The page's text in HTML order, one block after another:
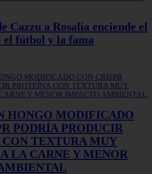
Cazzu a Rosalía enciende el
el fútbol y la fama
HONGO MODIFICADO
PODRÍA PRODUCIR
TEXTURA MUY
LA CARNE Y MENOR